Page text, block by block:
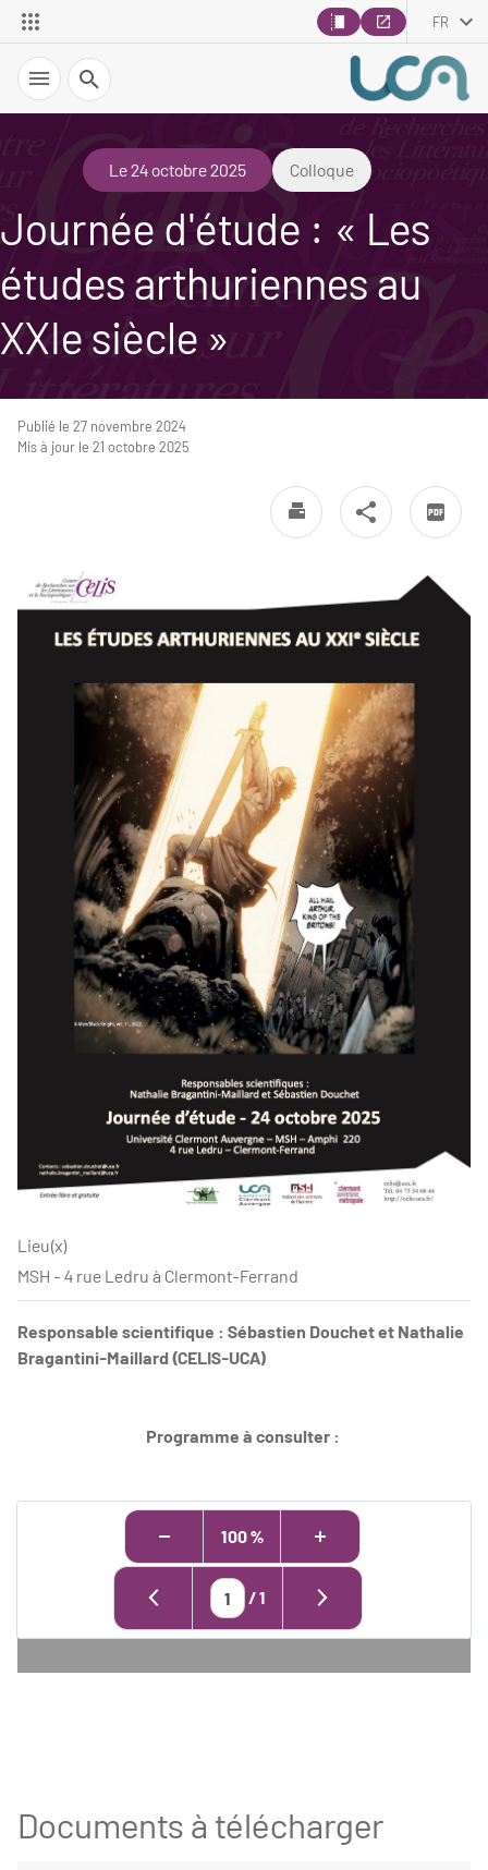
FR
Recherche
Le 24 octobre 2025 Colloque
Journée d'étude : « Les
études arthuriennes au
XXIe siècle »
Publié le 27 novembre 2024
Mis à jour le 21 octobre 2025
Lieu(x)
MSH - 4 rue Ledru à Clermont-Ferrand
Responsable scientifique : Sébastien Douchet et Nathalie
Bragantini-Maillard (CELIS-UCA)
Programme à consulter :
100 %
/1
Documents à télécharger